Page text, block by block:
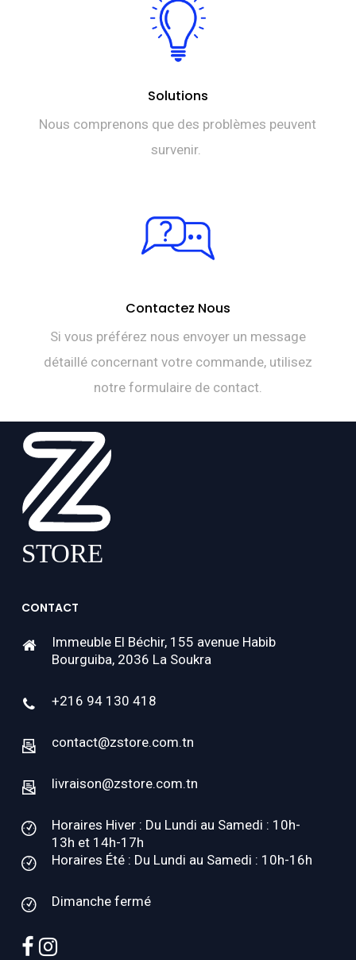
Solutions
Nous comprenons que des problèmes peuvent
survenir.
Contactez Nous
Si vous préférez nous envoyer un message
détaillé concernant votre commande, utilisez
notre formulaire de contact.
CONTACT
Immeuble El Béchir, 155 avenue Habib
Bourguiba, 2036 La Soukra
+216 94 130 418
contact@zstore.com.tn
livraison@zstore.com.tn
Horaires Hiver : Du Lundi au Samedi : 10h-
13h et 14h-17h
Horaires Été : Du Lundi au Samedi : 10h-16h
Dimanche fermé
facebook
instagram